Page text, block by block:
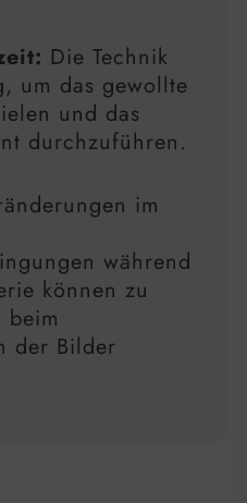
Die Technik
um das gewollte
und das
durchzuführen.
im
während
können zu
beim
der Bilder